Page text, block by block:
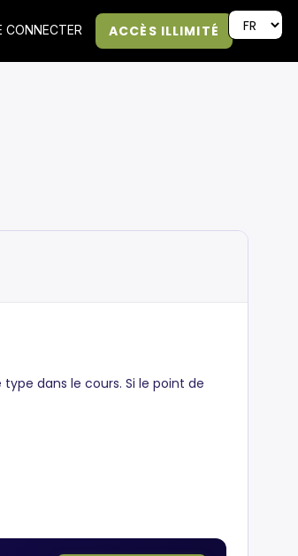
CONNECTER ACCÈS ILLIMITÉ
dans le cours. Si le point de